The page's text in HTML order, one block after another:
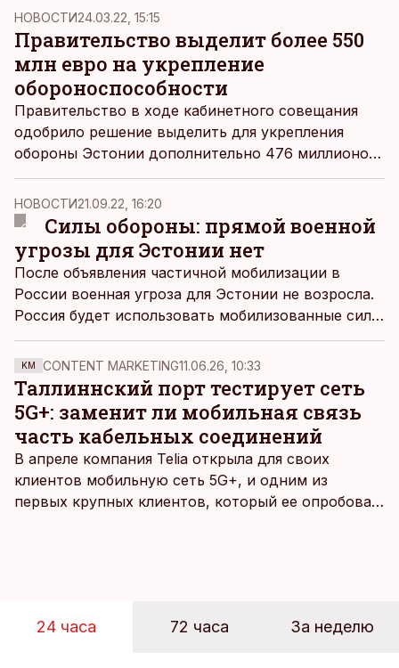
Россия cтала главной угрозой для НАТО и его
членов, следует из пресс-релиза правительства.
НОВОСТИ24.03.22, 15:15
Правительство выделит более 550
млн евро на укрепление
обороноспособности
Правительство в ходе кабинетного совещания
одобрило решение выделить для укрепления
обороны Эстонии дополнительно 476 миллионов
евро, а для улучшения способности общества
справляться с кризисными ситуациями – 86
миллионов евро, сообщает коммуникационное
бюро правительства.
НОВОСТИ21.09.22, 16:20
Силы обороны: прямой военной
угрозы для Эстонии нет
После объявления частичной мобилизации в
России военная угроза для Эстонии не возросла.
Россия будет использовать мобилизованные силы
для латания дыр на фронте в Украине, считают в
Силах обороны Эстонии.
KM CONTENT MARKETING11.06.26, 10:33
Таллиннский порт тестирует сеть
5G+: заменит ли мобильная связь
часть кабельных соединений
В апреле компания Telia открыла для своих
клиентов мобильную сеть 5G+, и одним из
первых крупных клиентов, который ее опробовал,
24 часа 72 часа За неделю